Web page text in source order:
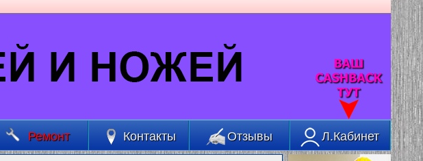
Ремонт Контакты Отзывы Л.Кабинет